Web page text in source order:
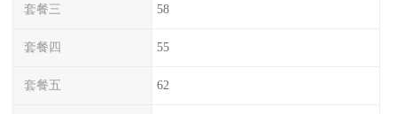
套餐三 58
套餐四 55
套餐五 62